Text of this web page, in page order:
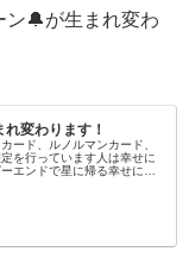
🔔が生まれ変わ
変わります！
ード、ルノルマンカード、
を行っています人は幸せに
エンドで星に帰る幸せにな